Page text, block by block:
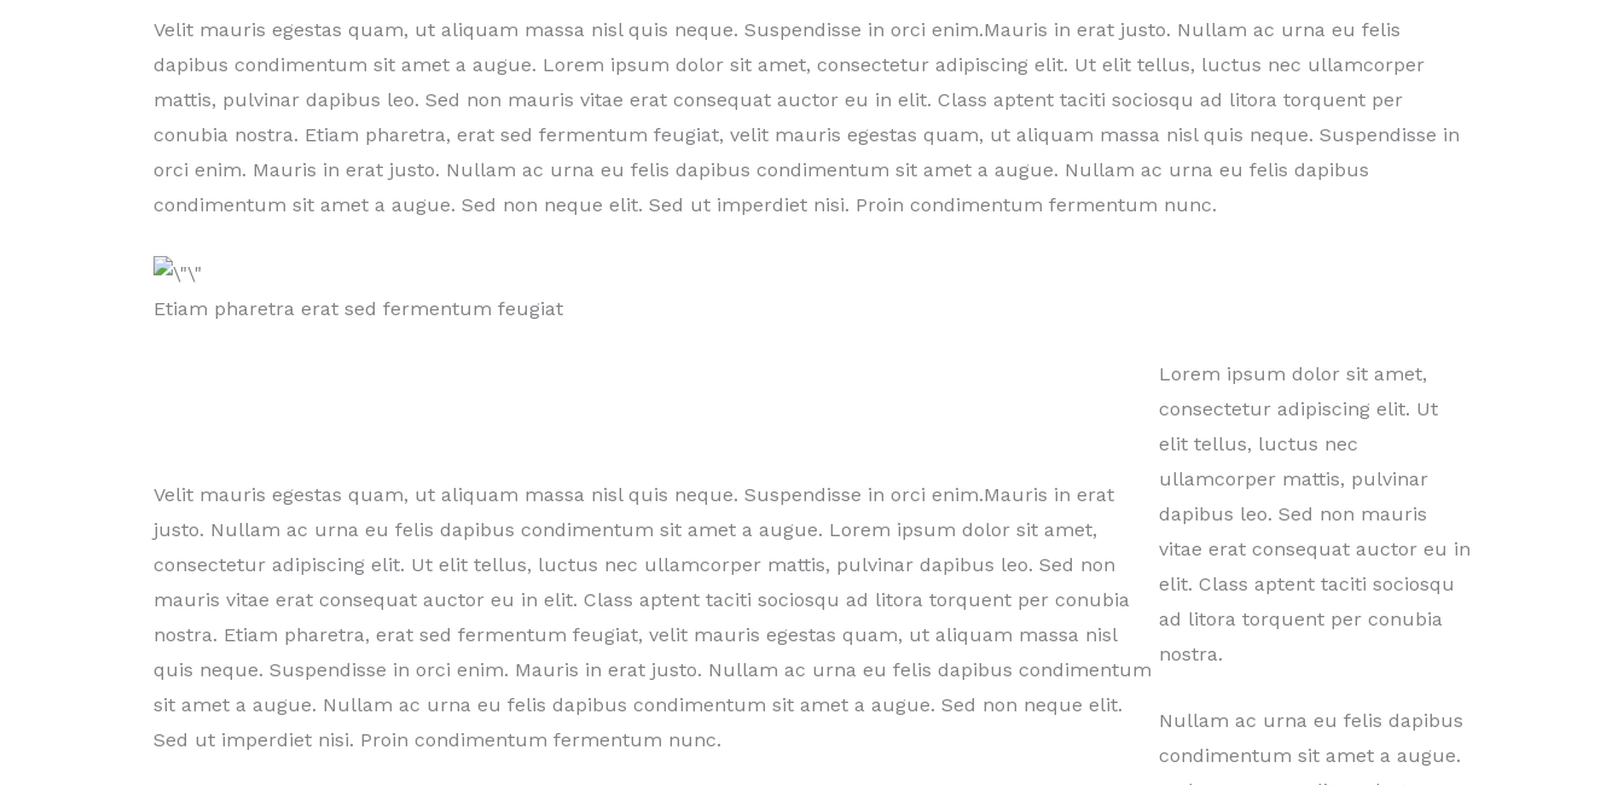
Velit mauris egestas quam, ut aliquam massa nisl quis neque. Suspendisse in orci enim.Mauris in erat justo. Nullam ac urna eu felis
dapibus condimentum sit amet a augue. Lorem ipsum dolor sit amet, consectetur adipiscing elit. Ut elit tellus, luctus nec ullamcorper
mattis, pulvinar dapibus leo. Sed non mauris vitae erat consequat auctor eu in elit. Class aptent taciti sociosqu ad litora torquent per
conubia nostra. Etiam pharetra, erat sed fermentum feugiat, velit mauris egestas quam, ut aliquam massa nisl quis neque. Suspendisse in
orci enim. Mauris in erat justo. Nullam ac urna eu felis dapibus condimentum sit amet a augue. Nullam ac urna eu felis dapibus
condimentum sit amet a augue. Sed non neque elit. Sed ut imperdiet nisi. Proin condimentum fermentum nunc.
Etiam pharetra erat sed fermentum feugiat
Velit mauris egestas quam, ut aliquam massa nisl quis neque. Suspendisse in orci enim.Mauris in erat
justo. Nullam ac urna eu felis dapibus condimentum sit amet a augue. Lorem ipsum dolor sit amet,
consectetur adipiscing elit. Ut elit tellus, luctus nec ullamcorper mattis, pulvinar dapibus leo. Sed non
mauris vitae erat consequat auctor eu in elit. Class aptent taciti sociosqu ad litora torquent per conubia
nostra. Etiam pharetra, erat sed fermentum feugiat, velit mauris egestas quam, ut aliquam massa nisl
quis neque. Suspendisse in orci enim. Mauris in erat justo. Nullam ac urna eu felis dapibus condimentum
sit amet a augue. Nullam ac urna eu felis dapibus condimentum sit amet a augue. Sed non neque elit.
Sed ut imperdiet nisi. Proin condimentum fermentum nunc.
Lorem ipsum dolor sit amet,
consectetur adipiscing elit. Ut
elit tellus, luctus nec
ullamcorper mattis, pulvinar
dapibus leo. Sed non mauris
vitae erat consequat auctor eu in
elit. Class aptent taciti sociosqu
ad litora torquent per conubia
nostra.
Nullam ac urna eu felis dapibus
condimentum sit amet a augue.